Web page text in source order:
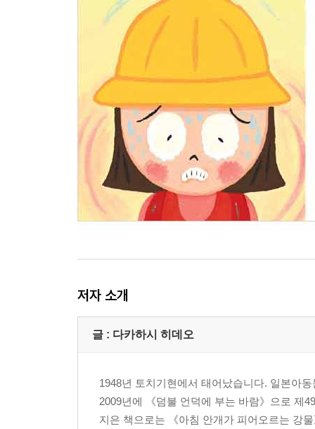
저자 소개
글 : 다카하시 히데오
1948년 토치기현에서 태어났습니다. 일본아
2009년에 《덤불 언덕에 부는 바람》으로 제
지은 책으로는 《아침 안개가 피어오르는 강